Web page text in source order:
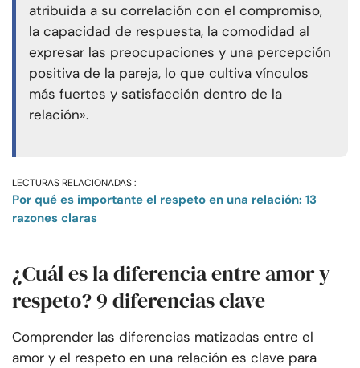
atribuida a su correlación con el compromiso,
la capacidad de respuesta, la comodidad al
expresar las preocupaciones y una percepción
positiva de la pareja, lo que cultiva vínculos
más fuertes y satisfacción dentro de la
relación».
LECTURAS RELACIONADAS :
Por qué es importante el respeto en una relación: 13
razones claras
¿Cuál es la diferencia entre amor y
respeto? 9 diferencias clave
Comprender las diferencias matizadas entre el
amor y el respeto en una relación es clave para